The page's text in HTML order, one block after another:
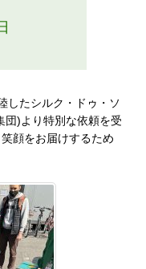
したシルク・ドゥ・ソ
団)より特別な依頼を受
顔をお届けするため